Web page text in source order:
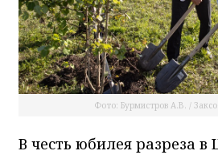
Фото: Бурмистров А.В. /
В честь юбилея разреза